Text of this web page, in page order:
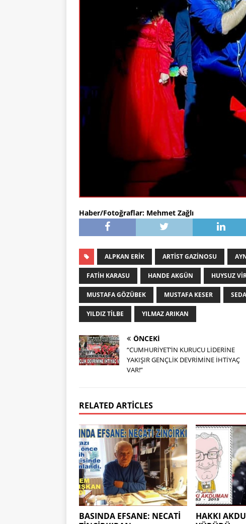
Haber/Fotoğraflar: Mehmet Zağlı
ALPKAN ERIK ARTIST GAZINOSU
FATIH KARASU HANDE AKGÜN HUYSUZ
MUSTAFA GÖZÜBEK MUSTAFA KESER
YILDIZ TILBE YILMAZ ARIKAN
ÖNCEKI
“CUMHURİYET’İN KURUCU LİDERİNE
YAKIŞIR GENÇLİK DEVRİMİNE İHTİYAÇ
VAR!”
RELATED ARTICLES
BASINDA EFSANE: NECATİ
HAKKI